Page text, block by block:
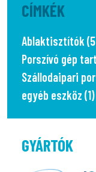
CÍMKÉK
Ablaktisztítók
Porszívó gép
Szállodaipari
egyéb eszköz (1)
GYÁRTÓK